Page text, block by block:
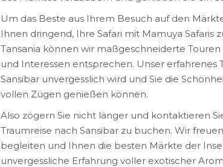
Um das Beste aus Ihrem Besuch auf den
Ihnen dringend, Ihre Safari mit Mamuya Safaris
Tansania können wir maßgeschneiderte
und Interessen entsprechen. Unser erfahrenes
Sansibar unvergesslich wird und Sie die
vollen Zügen genießen können.
Also zögern Sie nicht länger und kontaktieren
Traumreise nach Sansibar zu buchen. Wir
begleiten und Ihnen die besten Märkte der
unvergessliche Erfahrung voller exotischer